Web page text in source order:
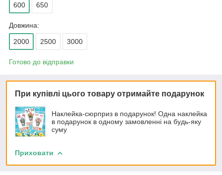
600 650
Довжина:
2000 2500 3000
Готово до відправки
При купівлі цього товару отримайте подарунок
Наклейка-сюрприз в подарунок! Одна наклейка
в подарунок в одному замовленні на будь-яку
суму
Приховати